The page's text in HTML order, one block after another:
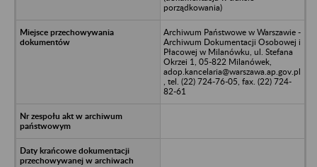
porządkowania)
Archiwum Państwowe w Warszawie -
Archiwum Dokumentacji Osobowej i
Płacowej w Milanówku, ul. Stefana
Okrzei 1, 05-822 Milanówek,
adop.kancelaria@warszawa.ap.gov.pl
, tel. (22) 724-76-05, fax. (22) 724-
82-61